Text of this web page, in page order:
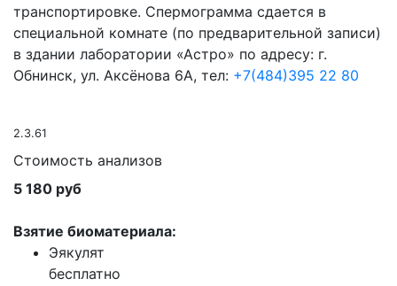
транспортировке. Спермограмма сдается в
специальной комнате (по предварительной записи)
в здании лаборатории «Астро» по адресу: г.
Обнинск, ул. Аксёнова 6А, тел: +7(484)395 22 80
2.3.61
Стоимость анализов
5 180 руб
Взятие биоматериала:
Эякулят
бесплатно